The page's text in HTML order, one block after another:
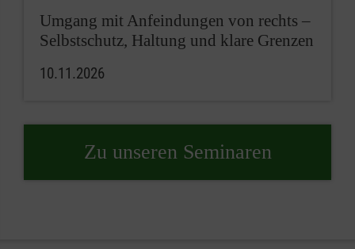
Umgang mit Anfeindungen von rechts –
Selbstschutz, Haltung und klare Grenzen
10.11.2026
Zu unseren Seminaren